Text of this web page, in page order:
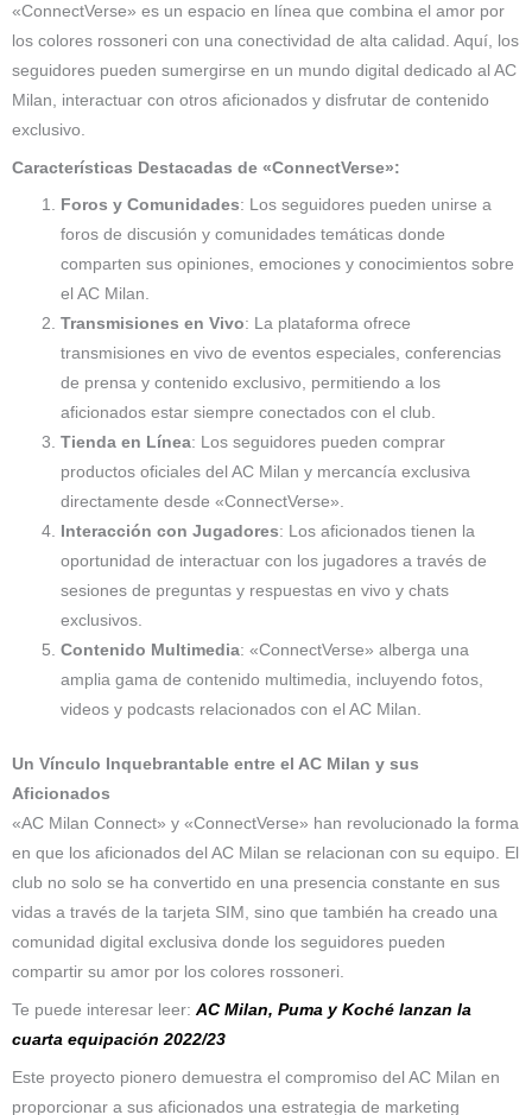
«ConnectVerse» es un espacio en línea que combina el amor por
los colores rossoneri con una conectividad de alta calidad. Aquí, los
seguidores pueden sumergirse en un mundo digital dedicado al AC
Milan, interactuar con otros aficionados y disfrutar de contenido
exclusivo.
Características Destacadas de «ConnectVerse»:
Foros y Comunidades: Los seguidores pueden unirse a
foros de discusión y comunidades temáticas donde
comparten sus opiniones, emociones y conocimientos sobre
el AC Milan.
Transmisiones en Vivo: La plataforma ofrece
transmisiones en vivo de eventos especiales, conferencias
de prensa y contenido exclusivo, permitiendo a los
aficionados estar siempre conectados con el club.
Tienda en Línea: Los seguidores pueden comprar
productos oficiales del AC Milan y mercancía exclusiva
directamente desde «ConnectVerse».
Interacción con Jugadores: Los aficionados tienen la
oportunidad de interactuar con los jugadores a través de
sesiones de preguntas y respuestas en vivo y chats
exclusivos.
Contenido Multimedia: «ConnectVerse» alberga una
amplia gama de contenido multimedia, incluyendo fotos,
videos y podcasts relacionados con el AC Milan.
Un Vínculo Inquebrantable entre el AC Milan y sus
Aficionados
«AC Milan Connect» y «ConnectVerse» han revolucionado la forma
en que los aficionados del AC Milan se relacionan con su equipo. El
club no solo se ha convertido en una presencia constante en sus
vidas a través de la tarjeta SIM, sino que también ha creado una
comunidad digital exclusiva donde los seguidores pueden
compartir su amor por los colores rossoneri.
Te puede interesar leer: AC Milan, Puma y Koché lanzan la
cuarta equipación 2022/23
Este proyecto pionero demuestra el compromiso del AC Milan en
proporcionar a sus aficionados una estrategia de marketing